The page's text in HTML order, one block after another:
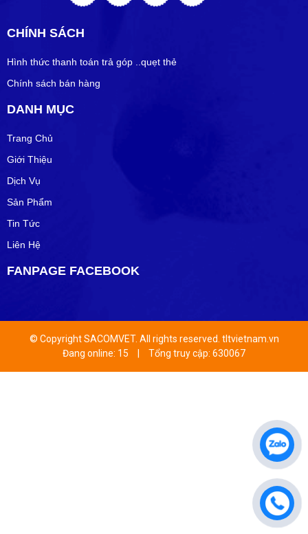
CHÍNH SÁCH
Hình thức thanh toán trả góp ..quẹt thẻ
Chính sách bán hàng
DANH MỤC
Trang Chủ
Giới Thiệu
Dịch Vụ
Sản Phẩm
Tin Tức
Liên Hệ
FANPAGE FACEBOOK
© Copyright SACOMVET. All rights reserved. tltvietnam.vn
Đang online: 15
Tổng truy cập: 630067